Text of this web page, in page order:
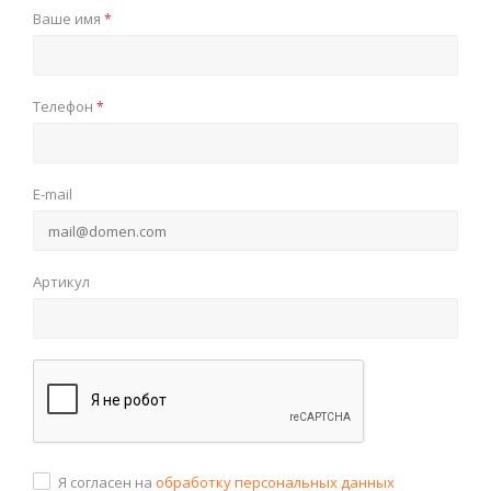
Ваше имя *
Телефон *
E-mail
Артикул
Я согласен на обработку персональных данных